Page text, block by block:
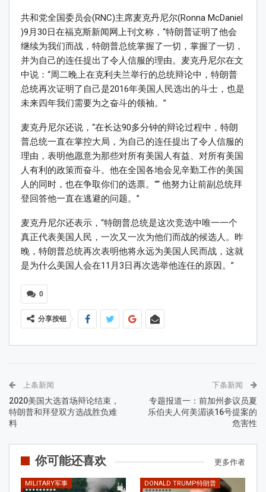
共和党全国委员会(RNC)主席麦克丹尼尔(Ronna McDaniel
)9月30日在福克斯新闻网上刊文称，“特朗普证明了他会
继续为我们而战，特朗普总统掌握了一切，掌握了一切，
并为自己的连任提出了令人信服的理由。麦克丹尼尔在文
中说：“周二晚上在克利夫兰举行的总统辩论中，特朗普
总统再次证明了自己是2016年美国人民选出的斗士，也是
未来四年我们需要为之奋斗的领袖。”
麦克丹尼尔还说，“在长达90多分钟的辩论过程中，特朗
普总统一直在掌控大局，为自己的连任提出了令人信服的
理由，表明他愿意为那些对所有美国人有益、对所有美国
人有利的政策而奋斗。他在全国各地会见辛勤工作的美国
人的同时，也在争取你们的选票。““ 他努力让前副总统拜
登回答他一直在逃避的问题。”
麦克丹尼尔还表示，“特朗普总统是这次竞选中唯一一个
真正代表美国人民，一次又一次为他们而战的候选人。昨
晚，特朗普总统再次表明他将永远为美国人民而战，这就
是为什么美国人会在11月3日再次选举他连任的原因。”
0
分享按钮
上条新闻
2020美国大选首场辩论结束，
特朗普和拜登双方选战胜负难
料
下条新闻
专题报道一：前加州参议员夏
乐伯夫人何美湄谈16号提案的
危害性
你可能还喜欢 更多作者
MILITARY军事 DONALD TRUMP特朗普